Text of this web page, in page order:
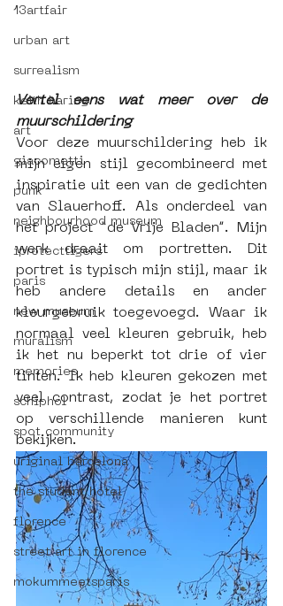
13artfair
urban art
surrealism
keith haring
art
giacometti
punk
neighbourhood museum
iprotecttigers
paris
new museum
muralism
memories
schiphol
spot community
uriginal barcelona
the student hotel
florence
street art in florence
mokummeetsparis
Vertel eens wat meer over de
muurschildering
Voor deze muurschildering heb ik
mijn eigen stijl gecombineerd met
inspiratie uit een van de gedichten
van Slauerhoff. Als onderdeel van
het project “de Vrije Bladen”. Mijn
werk draait om portretten. Dit
portret is typisch mijn stijl, maar ik
heb andere details en ander
kleurgebruik toegevoegd. Waar ik
normaal veel kleuren gebruik, heb
ik het nu beperkt tot drie of vier
tinten. Ik heb kleuren gekozen met
veel contrast, zodat je het portret
op verschillende manieren kunt
bekijken.